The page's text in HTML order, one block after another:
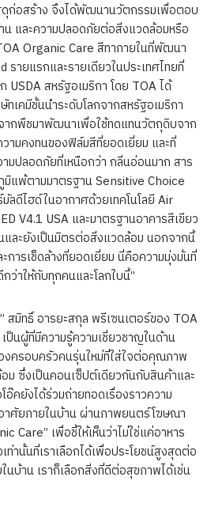
ก่อสร้าง จึงได้พัฒนานวัตกรรมเพื่อตอบ
น และความปลอดภัยต่อสิ่งแวดล้อมหรือ
Organic Care สีทาภายในที่พัฒนา
รายแรกและรายเดียวในประเทศไทยที่
USDA สหรัฐอเมริกา โดย TOA ได้
เคมีชั้นนำระดับโลกจากสหรัฐอเมริกา
ากพืชมาพัฒนาเพื่อใช้ทดแทนวัตถุดิบจาก
ามคงทนของฟิล์มสีที่ยอดเยี่ยม และที่
ปลอดภัยที่เหนือกว่า กลิ่นอ่อนมาก สาร
มิแพ้ตามมาตรฐาน Sensitive Choice
ลดีไฮด์ในอากาศด้วยเทคโนโลยี Air
V4.1 USA และมาตรฐานอาคารสีเขียว
ละยังเป็นมิตรต่อสิ่งแวดล้อม นอกจากนี้
ารเช็ดล้างที่ยอดเยี่ยม นี่คือความมุ่งมั่นที่
าให้กับทุกคนและโลกใบนี้”
สมิทธิ์ อารยะสกุล พรีเซนเตอร์ของ TOA
ป็นผู้ที่มีความรู้ความเชี่ยวชาญในด้าน
ครอบครัวคนรุ่นใหม่ที่ใส่ใจต่อคุณภาพ
ม ซึ่งเป็นคอนเซ็ปต์เดียวกันกับสินค้าและ
คยังได้ร่วมถ่ายทอดเรื่องราวความ
ศัยภายในบ้าน ผ่านภาพยนตร์โฆษณา
Care” เพื่อชี้ให้เห็นว่าไม่ใช่แค่อาหาร
ท่านั้นที่เราเลือกได้เพื่อประโยชน์สูงสุดต่อ
บ้าน เราก็เลือกสิ่งที่ดีต่อสุขภาพได้เช่น